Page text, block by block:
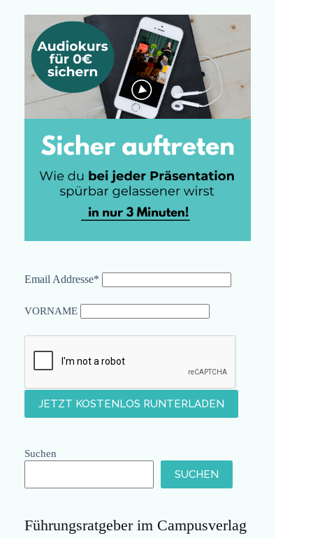
Email Addresse*
VORNAME
Suchen
SUCHEN
Führungsratgeber im Campusverlag